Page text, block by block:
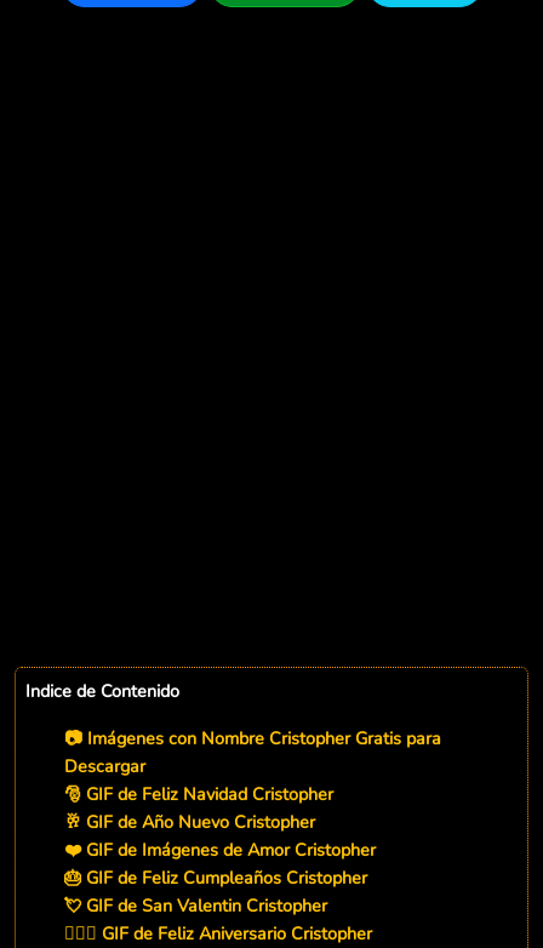
Indice de Contenido
📷 Imágenes con Nombre Cristopher Gratis para
Descargar
🎅 GIF de Feliz Navidad Cristopher
🥂 GIF de Año Nuevo Cristopher
❤️ GIF de Imágenes de Amor Cristopher
🎂 GIF de Feliz Cumpleaños Cristopher
💘 GIF de San Valentin Cristopher
👨‍❤️‍👨 GIF de Feliz Aniversario Cristopher